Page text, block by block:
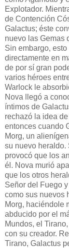
Explotador.
de Contención
Galactus; éste
nuevo las Gemas
Sin embargo,
directamente en
de por sí gran
varios héroes
Warlock le
Nova llegó a
íntimos de
rechazó la idea
entonces cuando
Morg, un
su nuevo heraldo.
provocó que los
él. Nova murió
que los otros
Señor del Fuego
como sus nuevos
Morg, haciéndole
abducido por el
Mundos, el
con su creador.
Tirano, Galactus